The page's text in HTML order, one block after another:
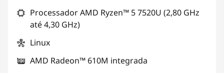
Processador AMD Ryzen™ 5 7520U (2,80 GHz
até 4,30 GHz)
Linux
AMD Radeon™ 610M integrada